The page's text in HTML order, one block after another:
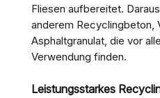
Fliesen aufbereitet.
anderem Recyclingbeton,
Asphaltgranulat, die vor
Verwendung finden.
Leistungsstarkes